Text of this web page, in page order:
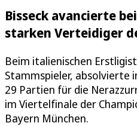
Bisseck avancierte
starken Verteidiger
Beim italienischen
Stammspieler, absolvierte
29 Partien für die
im Viertelfinale der
Bayern München.